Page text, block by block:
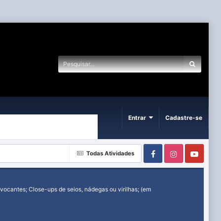
Entrar Cadastre-se
Todas Atividades FacebookInstagram
Close-ups de seios, nádegas ou virilhas; (em